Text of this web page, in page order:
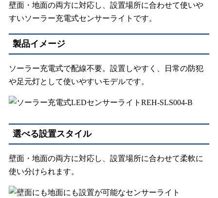
壁面・地面の両方に対応し、設置場所に合わせて使いや
すいソーラー充電式センサーライトです。
製品イメージ
ソーラー充電式で配線不要。設置しやすく、日常の防犯
や足元灯として使いやすいモデルです。
選べる設置スタイル
壁面・地面の両方に対応し、設置場所に合わせて柔軟に
使い分けられます。